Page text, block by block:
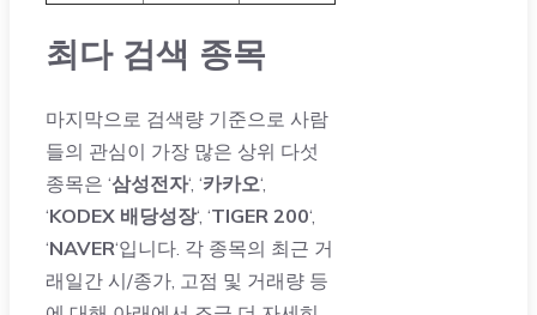
최다 검색 종목
마지막으로 검색량 기준으로 사람
들의 관심이 가장 많은 상위 다섯
종목은 ‘삼성전자‘, ‘카카오‘,
‘KODEX 배당성장‘, ‘TIGER 200‘,
‘NAVER‘입니다. 각 종목의 최근 거
래일간 시/종가, 고점 및 거래량 등